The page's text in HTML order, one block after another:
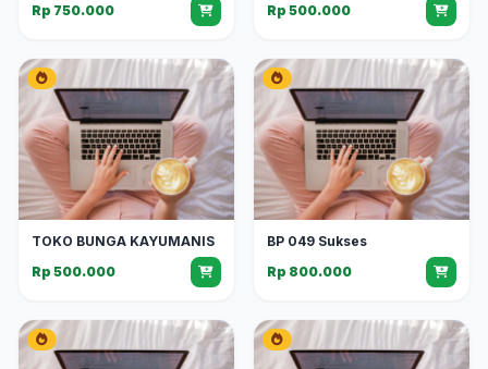
Rp 750.000
Rp 500.000
TOKO BUNGA KAYUMANIS
Rp 500.000
BP 049 Sukses
Rp 800.000